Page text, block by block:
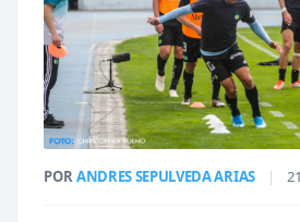
PORANDRES SEPULVEDA ARIAS |